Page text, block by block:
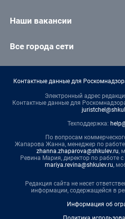
Наши вакансии
Все города сети
Контактные данные для
Электронный адрес
Контактные данные для
Техподдержка:
По вопросам
Жапарова Жанна, менеджер по
zhanna.zhaparova@shkulev.ru,
Ревина Мария, директор по работе
mariya.revina@shkulev.ru,
Редакция сайта не несет
информации, содержащейся в
Информация об